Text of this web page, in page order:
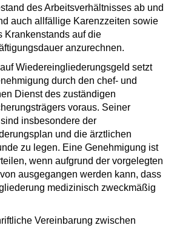
des Arbeitsverhältnisses ab und
auch allfällige Karenzzeiten sowie
Krankenstands auf die
anzurechnen.
Wiedereingliederungsgeld setzt
durch den chef- und
Dienst des zuständigen
voraus. Seiner
insbesondere der
und die ärztlichen
zu legen. Eine Genehmigung ist
wenn aufgrund der vorgelegten
ausgegangen werden kann, dass
medizinisch zweckmäßig
Vereinbarung zwischen